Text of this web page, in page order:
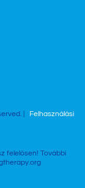
|
Felhasználási
felelősen! További